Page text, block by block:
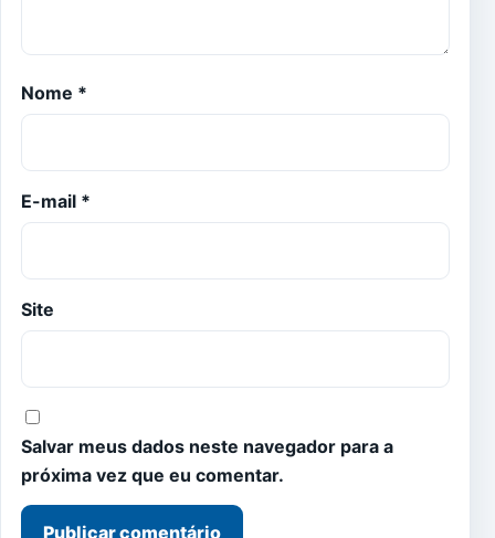
Nome *
E-mail *
Site
Salvar meus dados neste navegador para a
próxima vez que eu comentar.